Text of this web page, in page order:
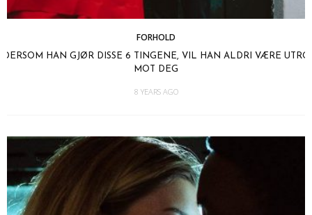
FORHOLD
DERSOM HAN GJØR DISSE 6 TINGENE, VIL HAN ALDRI VÆRE UTRO
MOT DEG
8 YEARS AGO